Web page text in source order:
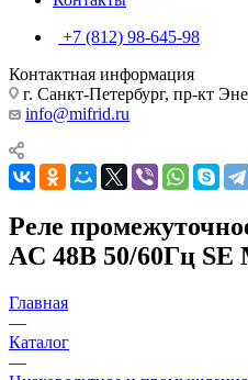
+7 (812) 98-645-98
Контактная информация
г. Санкт-Петербург, пр-кт
info@mifrid.ru
Реле
AC 48В 50/60Гц SE
Главная
—
Каталог
—